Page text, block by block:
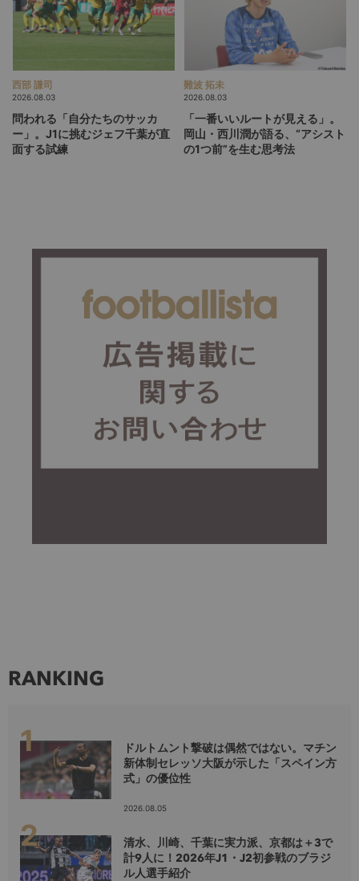
西部 謙司
2026.08.03
問われる「自分たちのサッカ
ー」。J1に挑むジェフ千葉が直
面する試練
難波 拓未
2026.08.03
「一番いいルートが見える」。
岡山・西川潤が語る、“アシスト
の1つ前”を生む思考法
RANKING
ドルトムント撃破は偶然ではない。マチン
新体制セレッソ大阪が示した「スペイン方
式」の優位性
2026.08.05
清水、川崎、千葉に実力派、京都は＋3で
計9人に！2026年J1・J2初参戦のブラジ
ル人選手紹介